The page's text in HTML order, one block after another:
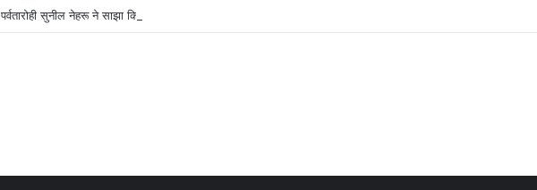
पर्वतारोही सुनील नेहरू ने साझा किए ऑडेन्स कोल आरोहण के रोमांचक अनुभव